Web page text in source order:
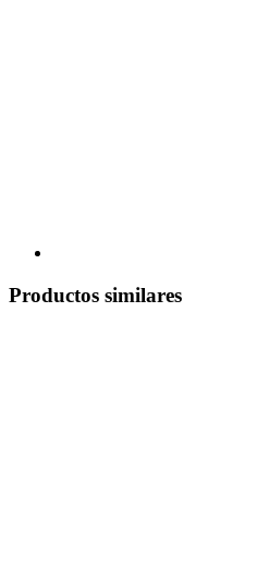
Productos similares